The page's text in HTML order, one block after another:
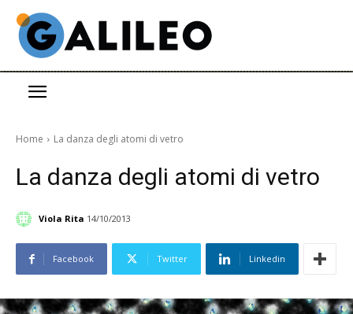
Home La danza degli atomi di vetro
La danza degli atomi di vetro
Viola Rita 14/10/2013
Facebook Twitter Linkedin